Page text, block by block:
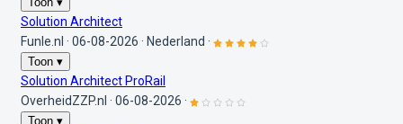
Solution Architect
Funle.nl · 06-08-2026 · Nederland ·
Toon ▾
Solution Architect ProRail
OverheidZZP.nl · 06-08-2026 ·
Toon ▾